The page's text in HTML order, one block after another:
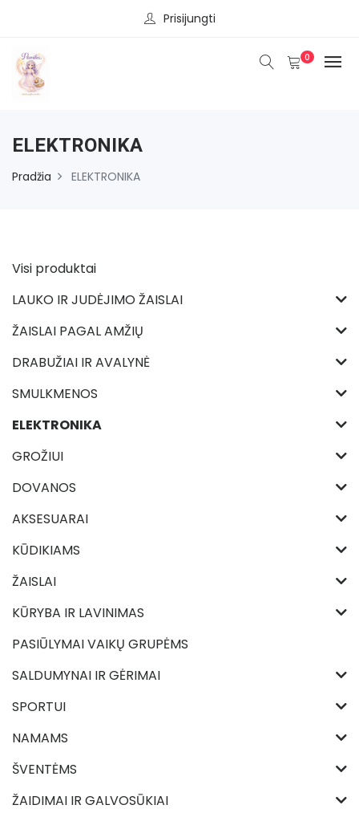
Prisijungti
0
ELEKTRONIKA
Pradžia ELEKTRONIKA
Visi produktai
LAUKO IR JUDĖJIMO ŽAISLAI
ŽAISLAI PAGAL AMŽIŲ
DRABUŽIAI IR AVALYNĖ
SMULKMENOS
ELEKTRONIKA
GROŽIUI
DOVANOS
AKSESUARAI
KŪDIKIAMS
ŽAISLAI
KŪRYBA IR LAVINIMAS
PASIŪLYMAI VAIKŲ GRUPĖMS
SALDUMYNAI IR GĖRIMAI
SPORTUI
NAMAMS
ŠVENTĖMS
ŽAIDIMAI IR GALVOSŪKIAI